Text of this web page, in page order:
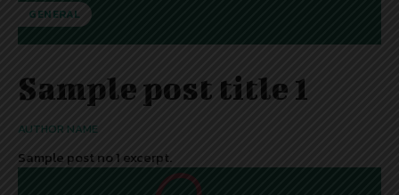
GENERAL
Sample post title 1
AUTHOR NAME
Sample post no 1 excerpt.